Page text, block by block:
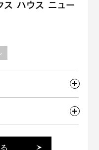
ス ハウス ニュー